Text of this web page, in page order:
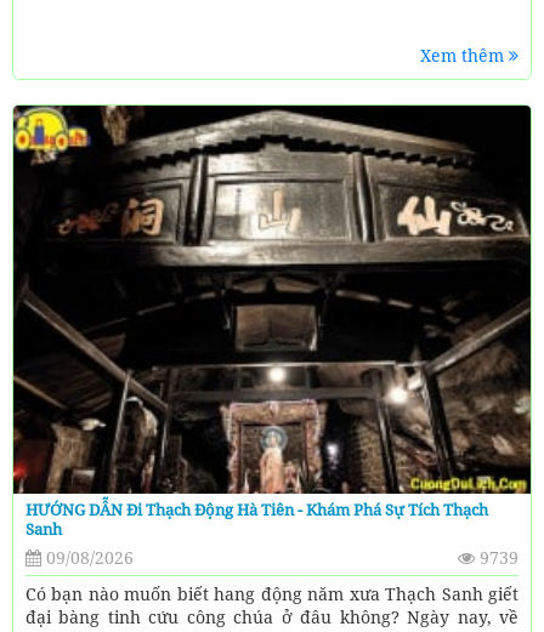
Xem thêm
HƯỚNG DẪN Đi Thạch Động Hà Tiên - Khám Phá Sự Tích Thạch
Sanh
09/08/2026
9739
Có bạn nào muốn biết hang động năm xưa Thạch Sanh giết
đại bàng tinh cứu công chúa ở đâu không? Ngày nay, về